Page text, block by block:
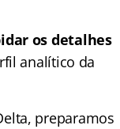
os detalhes
analítico da
preparamos